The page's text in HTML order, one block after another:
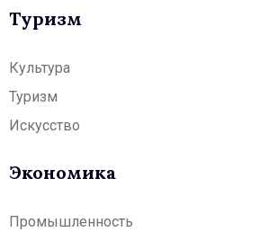
Туризм
Культура
Туризм
Искусство
Экономика
Промышленность